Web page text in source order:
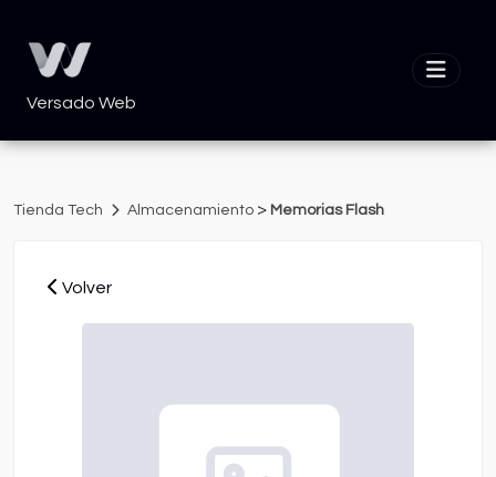
Versado Web
Tienda Tech Almacenamiento > Memorias Flash
Volver